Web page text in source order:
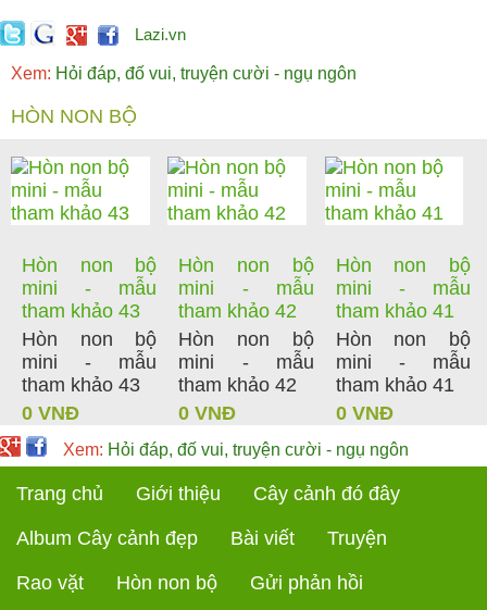
Lazi.vn
Xem: Hỏi đáp, đố vui, truyện cười - ngụ ngôn
HÒN NON BỘ
Hòn non bộ
mini - mẫu
tham khảo 43
Hòn non bộ
mini - mẫu
tham khảo 43
0 VNĐ
Hòn non bộ
mini - mẫu
tham khảo 42
Hòn non bộ
mini - mẫu
tham khảo 42
0 VNĐ
Hòn non bộ
mini - mẫu
tham khảo 41
Hòn non bộ
mini - mẫu
tham khảo 41
0 VNĐ
Xem: Hỏi đáp, đố vui, truyện cười - ngụ ngôn
Trang chủ Giới thiệu Cây cảnh đó đây
Album Cây cảnh đẹp Bài viết Truyện
Rao vặt Hòn non bộ Gửi phản hồi